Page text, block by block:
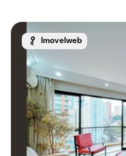
Imovelweb